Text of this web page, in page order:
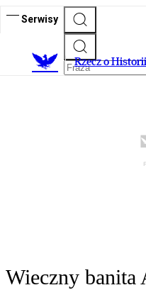
Serwisy
Rzecz o Historii
Wieczny banita